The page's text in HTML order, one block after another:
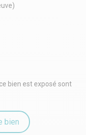
aménagements
inclus).
bien est exposé sont
bien